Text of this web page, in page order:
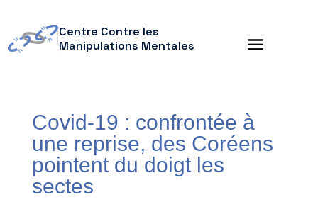
Centre Contre les
Manipulations Mentales
Covid-19 : confrontée à
une reprise, des Coréens
pointent du doigt les
sectes